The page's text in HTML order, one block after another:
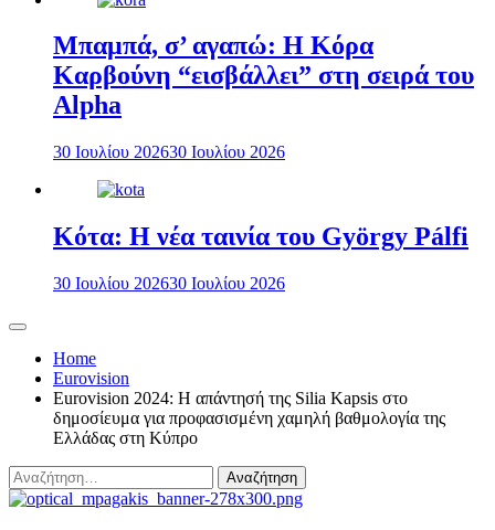
Μπαμπά, σ’ αγαπώ: Η Κόρα
Καρβούνη “εισβάλλει” στη σειρά του
Alpha
30 Ιουλίου 202630 Ιουλίου 2026
Κότα: Η νέα ταινία του György Pálfi
30 Ιουλίου 202630 Ιουλίου 2026
Home
Eurovision
Eurovision 2024: Η απάντησή της Silia Kapsis στο
δημοσίευμα για προφασισμένη χαμηλή βαθμολογία της
Ελλάδας στη Κύπρο
Αναζήτηση
για: